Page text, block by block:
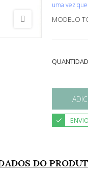
uma vez
MODELO
DO